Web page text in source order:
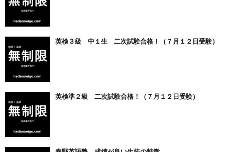
英検３級 中１生 二次試験合格！（７月１２日受験）
英検準２級 二次試験合格！（７月１２日受験）